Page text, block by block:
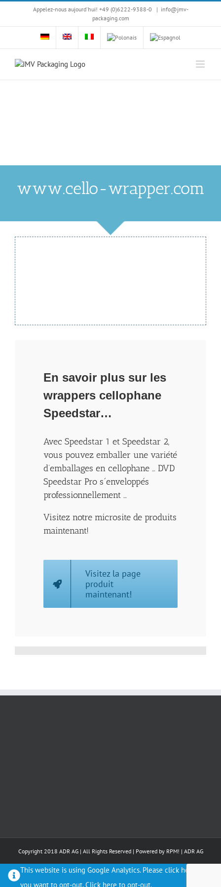
Skip
content
Appelez-nous aujourd'hui! +49 (0)6222-9388-0 | info@jmv-
packaging.com
www.cello-wrapper.com
En savoir plus sur les
wrappers cellophane
Speedstar…
Avec Speedstar 1 et Speedstar 2,
vous pouvez emballer une variété
d’emballages en cellophane … DVD
Speedstar Pro s´enveloppés
professionnellement …
Visitez notre microsite de produits
maintenant!
Visitez la page
produit
maintenant!
Copyright 2018 ADR AG | All Rights Reserved | Powered by RPM! | ADR AG
This website is using Google Analytics. Please click here if
you want to opt-out.Click here to opt-out.